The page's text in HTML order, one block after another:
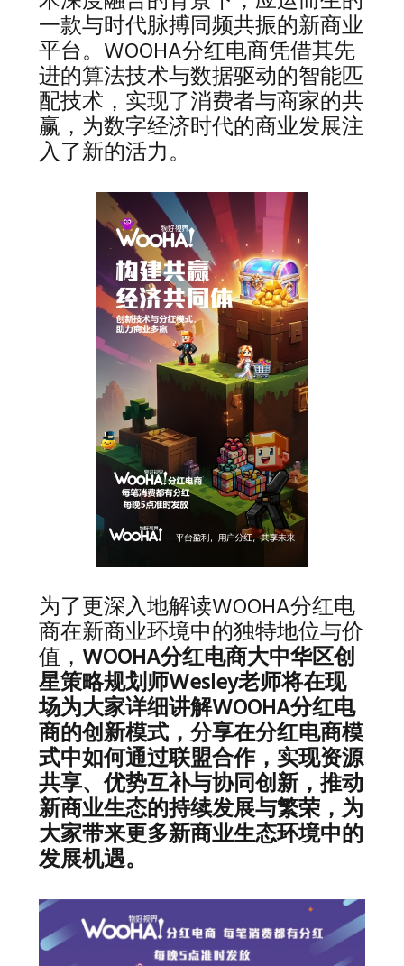
一款与时代脉搏同频共振的新商业
平台。WOOHA分红电商凭借其先
进的算法技术与数据驱动的智能匹
配技术，实现了消费者与商家的共
赢，为数字经济时代的商业发展注
入了新的活力。
为了更深入地解读WOOHA分红电
商在新商业环境中的独特地位与价
值， WOOHA分红电商大中华区创
星策略规划师Wesley老师将在现
场为大家详细讲解WOOHA分红电
商的创新模式，分享在分红电商模
式中如何通过联盟合作，实现资源
共享、优势互补与协同创新，推动
新商业生态的持续发展与繁荣，为
大家带来更多新商业生态环境中的
发展机遇。